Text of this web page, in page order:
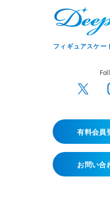
フィギュアスケー
有料会員
お問い合